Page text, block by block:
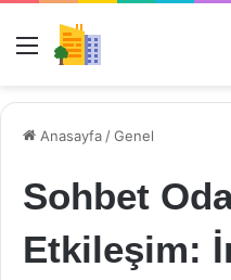
Menü
Anasayfa /Genel
Sohbet
Etkileşim: